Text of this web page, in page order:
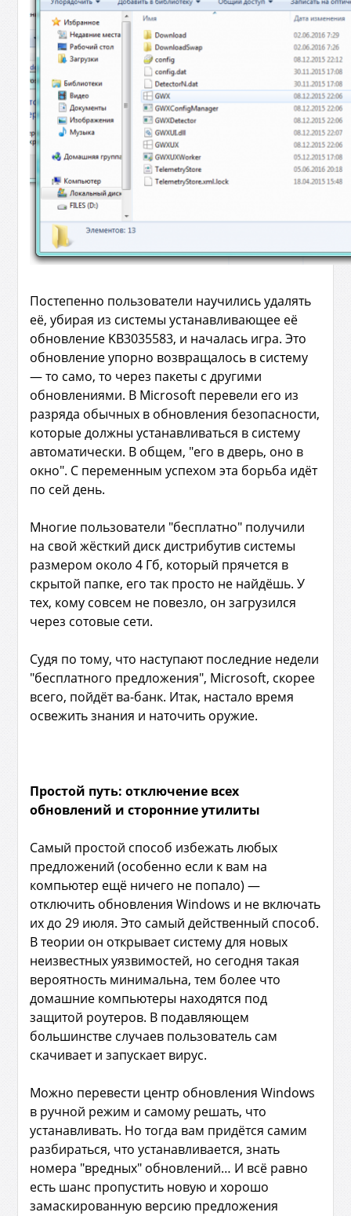
Постепенно пользователи научились удалять
её, убирая из системы устанавливающее её
обновление KB3035583, и началась игра. Это
обновление упорно возвращалось в систему
— то само, то через пакеты с другими
обновлениями. В Microsoft перевели его из
разряда обычных в обновления безопасности,
которые должны устанавливаться в систему
автоматически. В общем, "его в дверь, оно в
окно". С переменным успехом эта борьба идёт
по сей день.
Многие пользователи "бесплатно" получили
на свой жёсткий диск дистрибутив системы
размером около 4 Гб, который прячется в
скрытой папке, его так просто не найдёшь. У
тех, кому совсем не повезло, он загрузился
через сотовые сети.
Судя по тому, что наступают последние недели
"бесплатного предложения", Microsoft, скорее
всего, пойдёт ва-банк. Итак, настало время
освежить знания и наточить оружие.
Простой путь: отключение всех
обновлений и сторонние утилиты
Самый простой способ избежать любых
предложений (особенно если к вам на
компьютер ещё ничего не попало) —
отключить обновления Windows и не включать
их до 29 июля. Это самый действенный способ.
В теории он открывает систему для новых
неизвестных уязвимостей, но сегодня такая
вероятность минимальна, тем более что
домашние компьютеры находятся под
защитой роутеров. В подавляющем
большинстве случаев пользователь сам
скачивает и запускает вирус.
Можно перевести центр обновления Windows
в ручной режим и самому решать, что
устанавливать. Но тогда вам придётся самим
разбираться, что устанавливается, знать
номера "вредных" обновлений… И всё равно
есть шанс пропустить новую и хорошо
замаскированную версию предложения